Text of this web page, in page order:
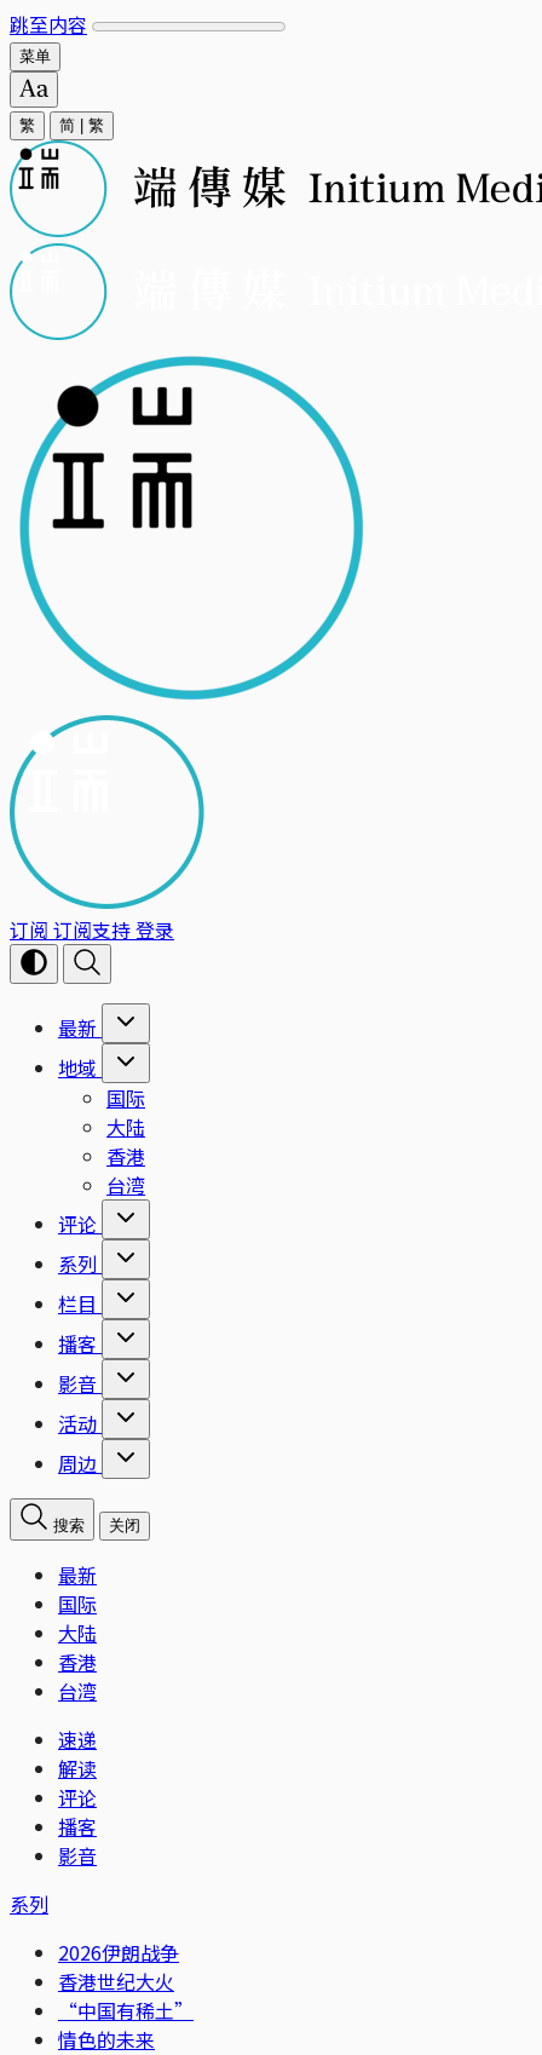
跳至内容
菜单
繁 简 繁
订阅 订阅支持登录
最新
地域
国际
大陆
香港
台湾
评论
系列
栏目
播客
影音
活动
周边
搜索 关闭
最新
国际
大陆
香港
台湾
速递
解读
评论
播客
影音
系列
2026伊朗战争
香港世纪大火
“中国有稀土”
情色的未来